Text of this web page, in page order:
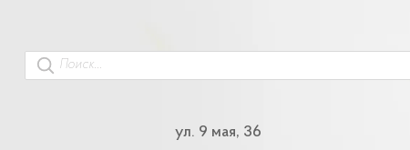
ул. 9 мая, 36